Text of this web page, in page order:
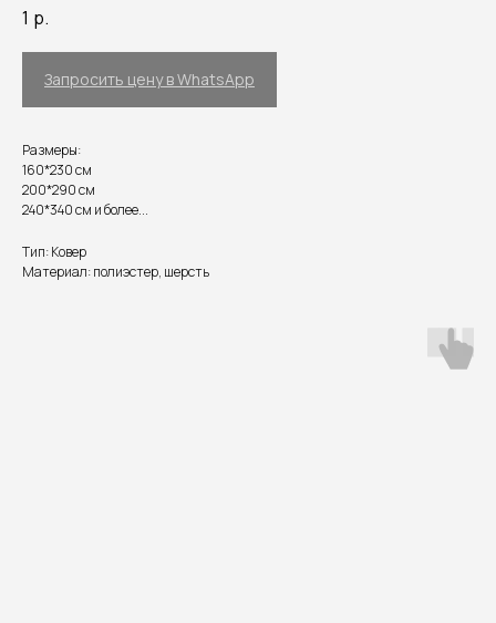
1 р.
Запросить цену в WhatsApp
Размеры:
160*230 см
200*290 см
240*340 см и более...
Тип: Ковер
Материал: полиэстер, шерсть